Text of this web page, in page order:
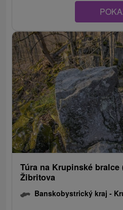
Túra na Krupinské bralce
Žibritova
Banskobystrický kraj -